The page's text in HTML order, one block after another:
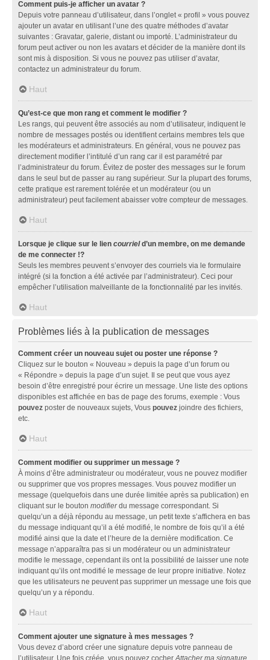
Comment puis-je afficher un avatar ?
Depuis votre panneau d’utilisateur, dans l’onglet « profil » vous pouvez
ajouter un avatar en utilisant l’une des quatre méthodes d’avatar
suivantes : Gravatar, galerie, distant ou importé. L’administrateur du
forum peut activer ou non les avatars et décider de la manière dont ils
sont mis à disposition. Si vous ne pouvez pas utiliser d’avatar,
contactez un administrateur du forum.
Haut
Qu’est-ce que mon rang et comment le modifier ?
Les rangs, qui peuvent être associés au nom d’utilisateur, indiquent le
nombre de messages postés ou identifient certains membres tels que
les modérateurs et administrateurs. En général, vous ne pouvez pas
directement modifier l’intitulé d’un rang car il est paramétré par
l’administrateur du forum. Évitez de poster des messages sur le forum
dans le seul but de passer au rang supérieur. Sur la plupart des forums,
cette pratique est rarement tolérée et un modérateur (ou un
administrateur) peut facilement abaisser votre compteur de messages.
Haut
Lorsque je clique sur le lien courrield’un membre, on me demande
de me connecter !?
Seuls les membres peuvent s’envoyer des courriels via le formulaire
intégré (si la fonction a été activée par l’administrateur). Ceci pour
empêcher l’utilisation malveillante de la fonctionnalité par les invités.
Haut
Problèmes liés à la publication de messages
Comment créer un nouveau sujet ou poster une réponse ?
Cliquez sur le bouton « Nouveau » depuis la page d’un forum ou
« Répondre » depuis la page d’un sujet. Il se peut que vous ayez
besoin d’être enregistré pour écrire un message. Une liste des options
disponibles est affichée en bas de page des forums, exemple : Vous
pouvez poster de nouveaux sujets, Vous pouvez joindre des fichiers,
etc.
Haut
Comment modifier ou supprimer un message ?
À moins d’être administrateur ou modérateur, vous ne pouvez modifier
ou supprimer que vos propres messages. Vous pouvez modifier un
message (quelquefois dans une durée limitée après sa publication) en
cliquant sur le bouton modifierdu message correspondant. Si
quelqu’un a déjà répondu au message, un petit texte s’affichera en bas
du message indiquant qu’il a été modifié, le nombre de fois qu’il a été
modifié ainsi que la date et l’heure de la dernière modification. Ce
message n’apparaîtra pas si un modérateur ou un administrateur
modifie le message, cependant ils ont la possibilité de laisser une note
indiquant qu’ils ont modifié le message de leur propre initiative. Notez
que les utilisateurs ne peuvent pas supprimer un message une fois que
quelqu’un y a répondu.
Haut
Comment ajouter une signature à mes messages ?
Vous devez d’abord créer une signature depuis votre panneau de
l’utilisateur. Une fois créée, vous pouvez cocher Attacher ma signature